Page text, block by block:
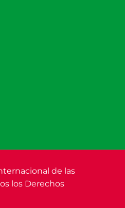
de las
los Derechos